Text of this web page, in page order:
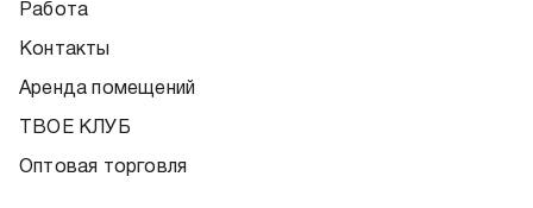
Работа
Контакты
Аренда помещений
ТВОЕ КЛУБ
Оптовая торговля